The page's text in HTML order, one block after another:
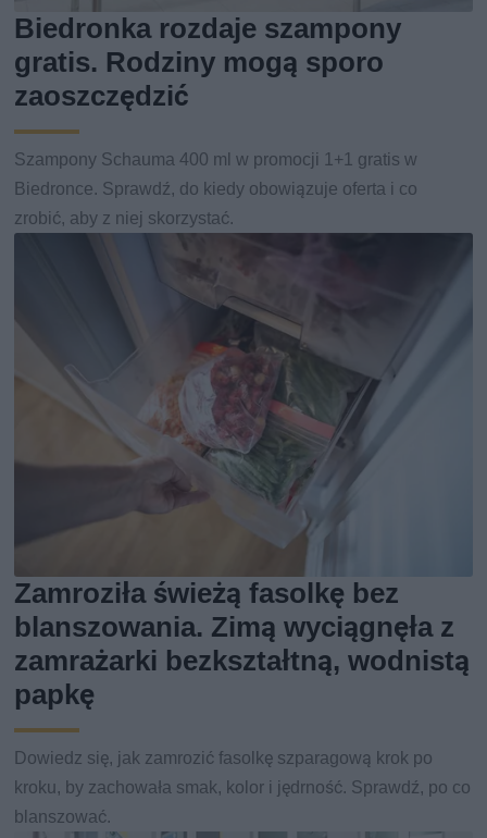
Biedronka rozdaje szampony
gratis. Rodziny mogą sporo
zaoszczędzić
Szampony Schauma 400 ml w promocji 1+1 gratis w
Biedronce. Sprawdź, do kiedy obowiązuje oferta i co
zrobić, aby z niej skorzystać.
Zamroziła świeżą fasolkę bez
blanszowania. Zimą wyciągnęła z
zamrażarki bezkształtną, wodnistą
papkę
Dowiedz się, jak zamrozić fasolkę szparagową krok po
kroku, by zachowała smak, kolor i jędrność. Sprawdź, po co
blanszować.